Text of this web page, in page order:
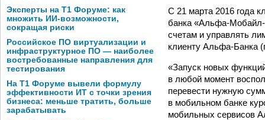
Эксперты на Т1 Форуме: как
множить ИИ-возможности,
сокращая риски
Российское ПО виртуализации и
инфраструктурное ПО — наиболее
востребованные направления для
тестирования
На Т1 Форуме вывели формулу
эффективности ИТ с точки зрения
бизнеса: меньше тратить, больше
зарабатывать
С 21 марта 2016 года
банка «Альфа-Мобайл-
счетам и управлять
клиенту Альфа-Банка
«Запуск новых
в любой момент
перевести нужную
в мобильном банке
мобильных сервисов